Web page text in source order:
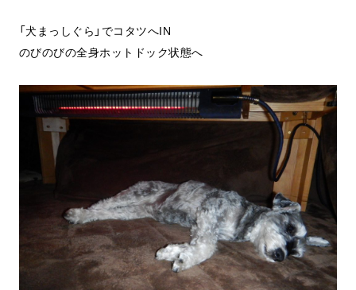
「犬まっしぐら」でコタツへIN
のびのびの全身ホットドック状態へ